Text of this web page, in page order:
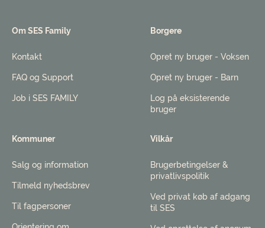
Om SES Family
Kontakt
FAQ og Support
Job i SES FAMILY
Borgere
Opret ny bruger - Voksen
Opret ny bruger - Barn
Log på eksisterende
bruger
Kommuner
Salg og information
Tilmeld nyhedsbrev
Til fagpersoner
Vilkår
Brugerbetingelser &
privatlivspolitik
Ved privat køb af adgang
til SES